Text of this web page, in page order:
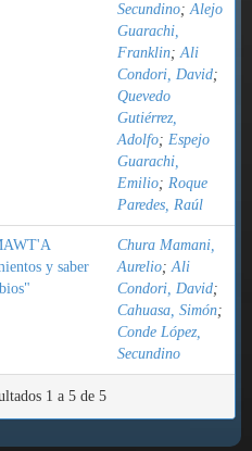
Secundino;Alejo
Guarachi,
Franklin;Ali
Condori, David;
Quevedo
Gutiérrez,
Adolfo; Espejo
Guarachi,
Emilio; Roque
Paredes, Raúl
y saber
Chura Mamani,
Aurelio;Ali
Condori, David;
Cahuasa, Simón;
Conde López,
Secundino
1 a 5 de 5